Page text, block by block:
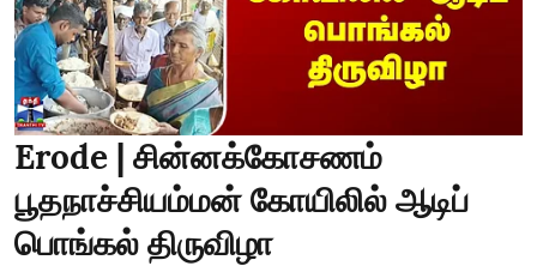
Erode | சின்னக்கோசணம்
பூதநாச்சியம்மன் கோயிலில் ஆடிப்
பொங்கல் திருவிழா